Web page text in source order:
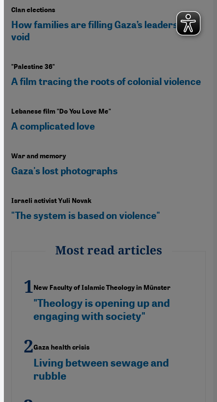
Clan elections
How families are filling Gaza’s leadership
void
"Palestine 36"
A film tracing the roots of colonial violence
Lebanese film "Do You Love Me"
A complicated love
War and memory
Gaza's lost photographs
Israeli activist Yuli Novak
"The system is based on violence"
Most read articles
New Faculty of Islamic Theology in Münster
"Theology is opening up and
engaging with society"
Gaza health crisis
Living between sewage and
rubble